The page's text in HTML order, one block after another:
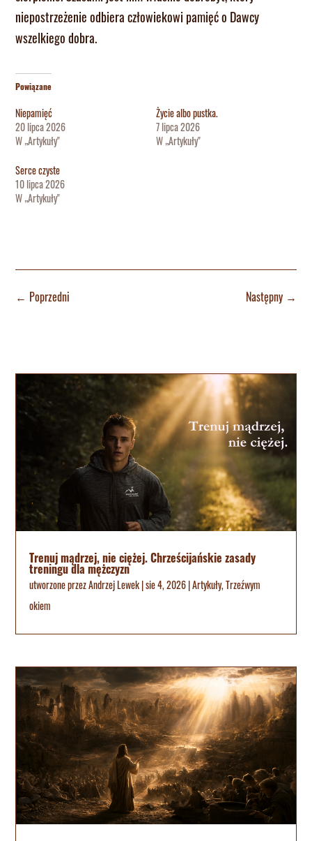
niepostrzeżenie odbiera człowiekowi pamięć o Dawcy
wszelkiego dobra.
Powiązane
Niepamięć
20 lipca 2026
W „Artykuły"
Życie albo pustka.
7 lipca 2026
W „Artykuły"
Serce czyste
10 lipca 2026
W „Artykuły"
← Poprzedni Następny→
Trenuj mądrzej, nie ciężej. Chrześcijańskie zasady
treningu dla mężczyzn
utworzone przezAndrzej Lewek|sie 4, 2026|Artykuły,Trzeźwym
okiem